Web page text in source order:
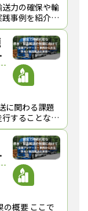
力の確保や輸
事例を紹介す
トラッ
することなど
題を持つ。こ
ここで